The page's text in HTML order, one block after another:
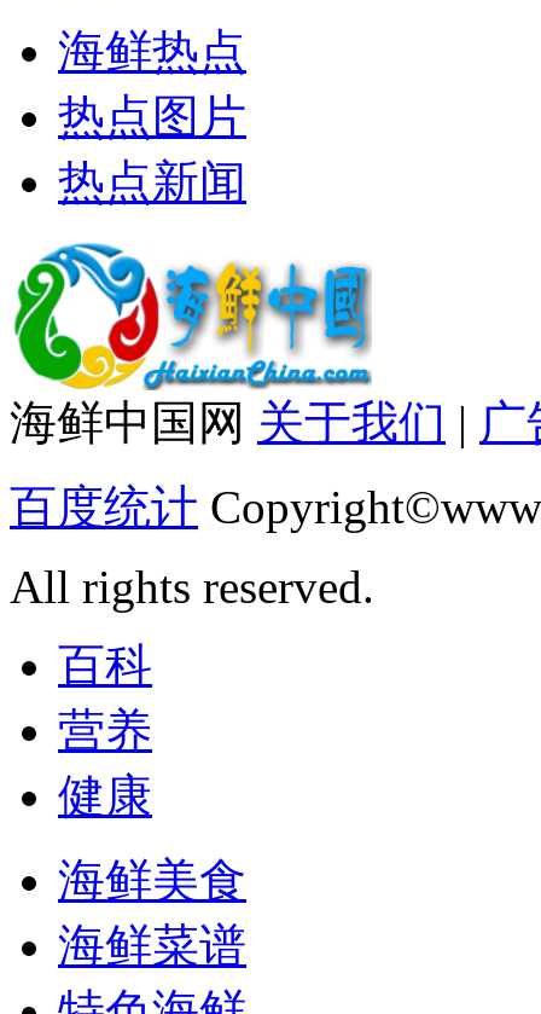
海鲜热点
热点图片
热点新闻
海鲜中国网 关于我们 | 广
百度统计
All rights reserved.
百科
营养
健康
海鲜美食
海鲜菜谱